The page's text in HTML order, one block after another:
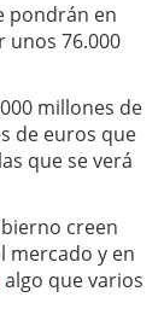
pondrán en
unos 76.000
millones de
de euros que
que se verá
creen
mercado y en
algo que varios